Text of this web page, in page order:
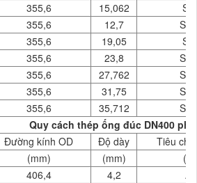
355,6 15,062
355,6 12,7
355,6 19,05
355,6 23,8
355,6 27,762
355,6 31,75
355,6 35,712
Quy cách thép ống đúc DN400 phi
Đường kính OD Độ dày
Tiêu
(mm) (mm)
(
406,4 4,2